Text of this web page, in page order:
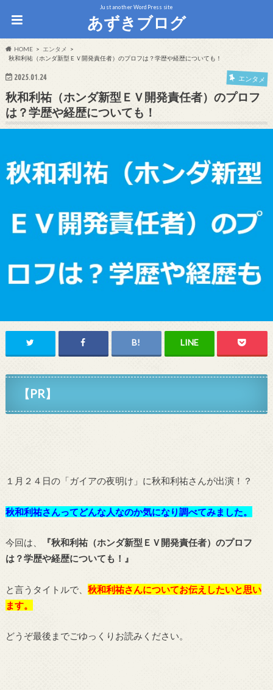
Just another WordPress site
あずきブログ
HOME
エンタメ
秋和利祐（ホンダ新型ＥＶ開発責任者）のプロフは？学歴や経歴についても！
2025.01.24 エンタメ
秋和利祐（ホンダ新型ＥＶ開発責任者）のプロフ
は？学歴や経歴についても！
【PR】
１月２４日の「ガイアの夜明け」に秋和利祐さんが出演！？
秋和利祐さ んってどんな人なのか気になり調べてみました。
今回は、
『秋和利祐（ホンダ新型ＥＶ開発責任者）のプロフ
は？学歴や経歴についても！ 』
と言うタイトルで、 秋和利祐さんについてお伝えしたいと思い
ます。
どうぞ最後までごゆっくりお読みください。